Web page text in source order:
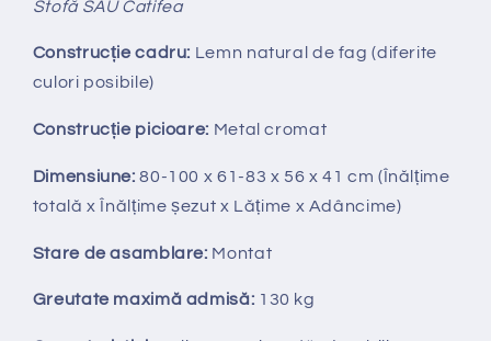
Stofă SAU Catifea
Construcție cadru: Lemn natural de fag (diferite
culori posibile)
Construcție picioare: Metal cromat
Dimensiune: 80-100 x 61-83 x 56 x 41 cm (Înălțime
totală x Înălțimeșezut x Lățime x Adâncime)
Stare de asamblare: Montat
Greutate maximă admisă: 130 kg